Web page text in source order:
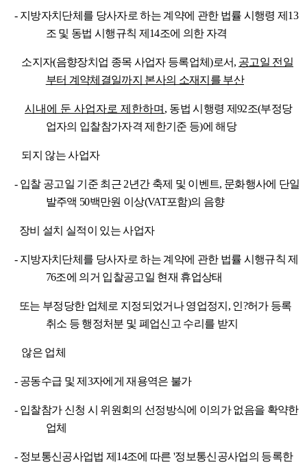
- 지방자치단체를 당사자로 하는 계약에 관한 법률 시행령 제 13
조 및 동법 시행규칙 제 14조에 의한 자격
소지자(음향장치업 종목 사업자 등록업체)로서, 공고일 전일
부터 계약체결일까지 본사의 소재지를 부산
시내에 둔 사업자로 제한하며 , 동법 시행령 제92조(부정당
업자의 입찰참가자격 제한기준 등)에 해당
되지 않는 사업자
- 입찰 공고일 기준 최근 2년간 축제 및 이벤트, 문화행사에 단일
발주액 50백만원 이상(VAT포함)의 음향
장비 설치 실적이 있는 사업자
- 지방자치단체를 당사자로 하는 계약에 관한 법률 시행규칙 제
76조에 의거 입찰공고일 현재 휴업상태
또는 부정당한 업체로 지정되었거나 영업정지 , 인?허가 등록
취소 등 행정처분 및 폐업신고 수리를 받지
않은 업체
- 공동수급 및 제 3자에게 재용역은 불가
- 입찰참가 신청 시 위원회의 선정방식에 이의가 없음을 확약한
업체
- 정보통신공사업법 제 14조에 따른'정보통신공사업의 등록한